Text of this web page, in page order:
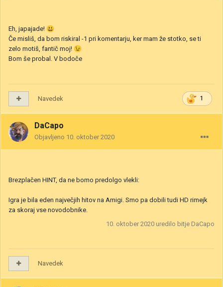
Eh, japajade! 😃
Če misliš, da bom riskiral -1 pri komentarju, ker mam že stotko, se ti
zelo motiš, fantič moj! 😉
Bom še probal. V bodoče
1
Navedek
DaCapo
Objavljeno 10. oktober 2020
Brezplačen HINT, da ne bomo predolgo vlekli:
Igra je bila eden največjih hitov na Amigi. Smo pa dobili tudi HD rimejk
za skoraj vse novodobnike.
10. oktober 2020 uredilo bitje DaCapo
Navedek